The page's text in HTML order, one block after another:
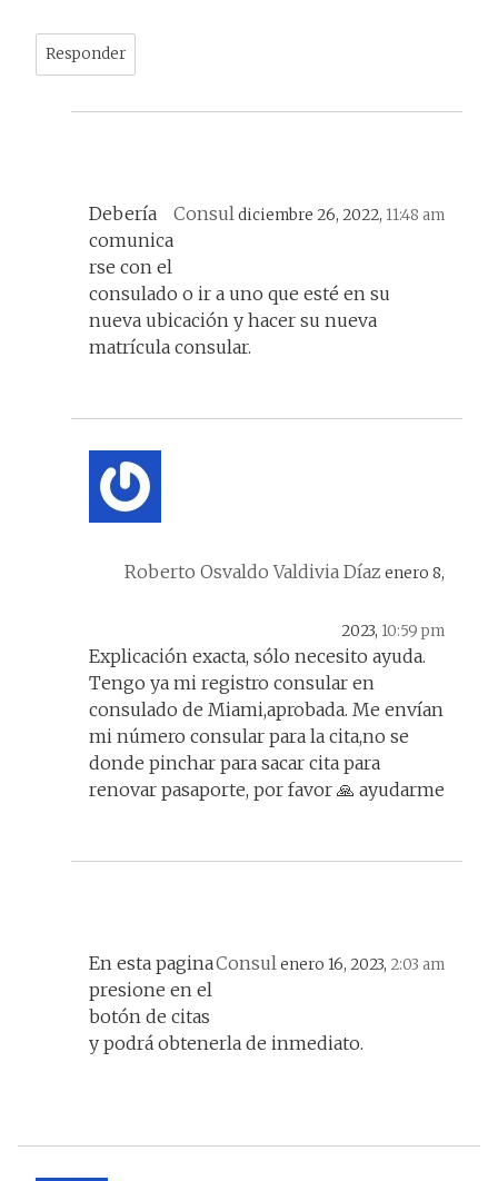
Responder
Consuldiciembre 26, 2022, 11:48 am
Debería
comunica
rse con el
consulado o ir a uno que esté en su
nueva ubicación y hacer su nueva
matrícula consular.
Roberto Osvaldo Valdivia Díaz enero 8,
2023, 10:59 pm
Explicación exacta, sólo necesito ayuda.
Tengo ya mi registro consular en
consulado de Miami,aprobada. Me envían
mi número consular para la cita,no se
donde pinchar para sacar cita para
renovar pasaporte, por favor 🙏 ayudarme
Consulenero 16, 2023, 2:03 am
En esta pagina
presione en el
botón de citas
y podrá obtenerla de inmediato.